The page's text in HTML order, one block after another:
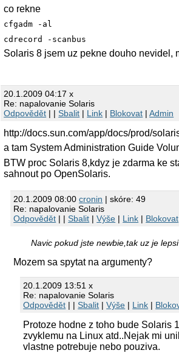
co rekne
cfgadm -al
cdrecord -scanbus
Solaris 8 jsem uz pekne douho nevidel,
20.1.2009 04:17 x
Re: napalovanie Solaris
Odpovědět | |Sbalit | Link | Blokovat |Admin
http://docs.sun.com/app/docs/prod/
a tam System Administration Guide
BTW proc Solaris 8,kdyz je zdarma ke
sahnout po OpenSolaris.
20.1.2009 08:00cronin | skóre: 49
Re: napalovanie Solaris
Odpovědět | |Sbalit |Výše | Link | Blokovat
Navic pokud jste newbie,tak uz je
Mozem sa spytat na argumenty?
20.1.2009 13:51 x
Re: napalovanie Solaris
Odpovědět | |Sbalit |Výše | Link |
Protoze hodne z toho bude Solaris
zvyklemu na Linux atd..Nejak mi
vlastne potrebuje nebo pouziva.